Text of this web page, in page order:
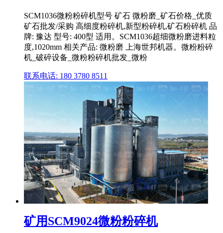
SCM1036微粉粉碎机型号 矿石 微粉磨_矿石价格_优质
矿石批发/采购 高细度粉碎机,新型粉碎机,矿石粉碎机 品
牌: 豫达 型号: 400型 适用。SCM1036超细微粉磨进料粒
度,1020mm 相关产品: 微粉磨 上海世邦机器。微粉粉碎
机_破碎设备_微粉粉碎机批发_微粉
联系电话: 180 3780 8511
矿用SCM9024微粉粉碎机